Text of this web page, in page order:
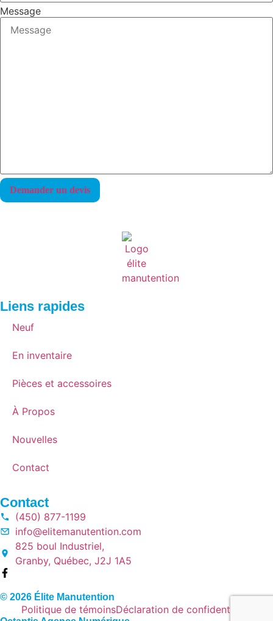
Message
Liens rapides
Neuf
En inventaire
Pièces et accessoires
À Propos
Nouvelles
Contact
Contact
(450) 877-1199
info@elitemanutention.com
825 boul Industriel,
Granby, Québec, J2J 1A5
© 2026 Élite Manutention
Politique de témoinsDéclaration de confidentialité